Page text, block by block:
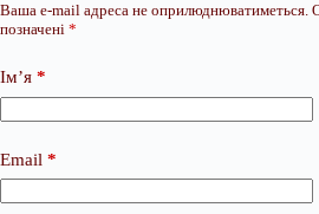
Ваша e-mail адреса не оприлюднюватиметься.
позначені *
Ім’я *
Email *